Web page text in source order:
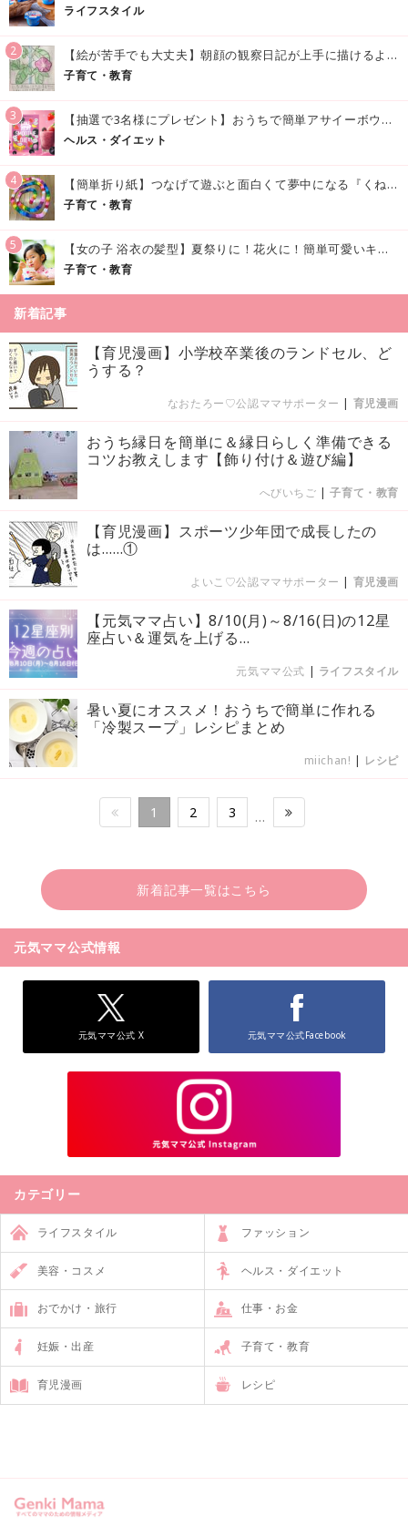
ライフスタイル
2 【絵が苦手でも大丈夫】朝顔の観察日記が上手に描けるようになる方法｜イラスト付き
子育て・教育
3 【抽選で3名様にプレゼント】おうちで簡単アサイーボウル風♪「アサイースムージー」でおいしく美容・健康習慣を始めよう！
ヘルス・ダイエット
4 【簡単折り紙】つなげて遊ぶと面白くて夢中になる『くねくねへびさんの作り方』
子育て・教育
5 【女の子 浴衣の髪型】夏祭りに！花火に！簡単可愛いキッズの浴衣ヘアアレンジまとめ
子育て・教育
新着記事
【育児漫画】小学校卒業後のランドセル、ど
うする？
なおたろー♡公認ママサポーター | 育児漫画
おうち縁日を簡単に＆縁日らしく準備できる
コツお教えします【飾り付け＆遊び編】
へびいちご |子育て・教育
【育児漫画】スポーツ少年団で成長したの
は……①
よいこ♡公認ママサポーター | 育児漫画
【元気ママ占い】8/10(月)～8/16(日)の12星
座占い＆運気を上げる...
元気ママ公式 | ライフスタイル
暑い夏にオススメ！おうちで簡単に作れる
「冷製スープ」レシピまとめ
miichan! | レシピ
1 2 3 …
新着記事一覧はこちら
元気ママ公式情報
元気ママ公式 X 元気ママ公式Facebook
カテゴリー
ライフスタイル ファッション
美容・コスメ ヘルス・ダイエット
おでかけ・旅行 仕事・お金
妊娠・出産 子育て・教育
育児漫画 レシピ